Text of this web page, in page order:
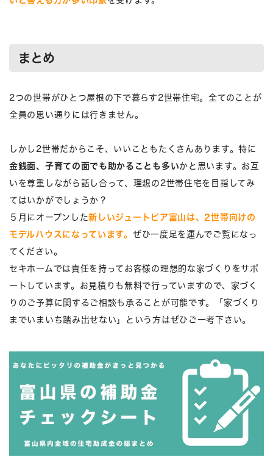
まとめ
2つの世帯がひとつ屋根の下で暮らす2世帯住宅。全てのことが
全員の思い通りには行きません。
しかし2世帯だからこそ、いいこともたくさんあります。特に
金銭面、子育ての面でも助かることも多いかと思います。お互
いを尊重しながら話し合って、理想の2世帯住宅を目指してみ
てはいかがでしょうか？
５月にオープンした新しいジュートピア富山は、2世帯向けの
モデルハウスになっています。 ぜひ一度足を運んでご覧になっ
てください。
セキホームでは責任を持ってお客様の理想的な家づくりをサポ
ートしています。お見積りも無料で行っていますので、家づく
りのご予算に関するご相談も承ることが可能です。「家づくり
までいまいち踏み出せない」という方はぜひご一考下さい。